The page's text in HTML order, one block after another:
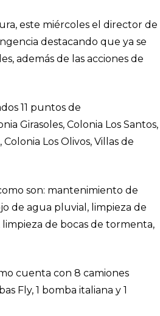
este miércoles el director de
destacando que ya se
además de las acciones de
11 puntos de
Girasoles, Colonia Los Santos,
Los Olivos, Villas de
son: mantenimiento de
de agua pluvial, limpieza de
de bocas de tormenta,
cuenta con 8 camiones
Fly, 1 bomba italiana y 1